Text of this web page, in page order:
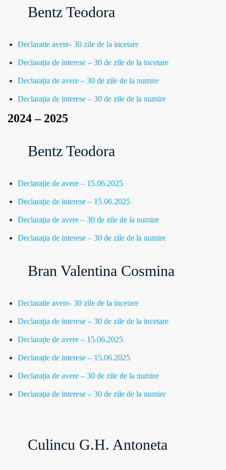
Bentz Teodora
Declaratie avere- 30 zile de la incetare
Declarația de interese – 30 de zile de la incetare
Declarația de avere – 30 de zile de la numire
Declarația de interese – 30 de zile de la numire
2024 – 2025
Bentz Teodora
Declarație de avere – 15.06.2025
Declarație de interese – 15.06.2025
Declarația de avere – 30 de zile de la numire
Declarația de interese – 30 de zile de la numire
Bran Valentina Cosmina
Declaratie avere- 30 zile de la incetare
Declarația de interese – 30 de zile de la incetare
Declarație de avere – 15.06.2025
Declarație de interese – 15.06.2025
Declarația de avere – 30 de zile de la numire
Declarația de interese – 30 de zile de la numire
Culincu G.H. Antoneta